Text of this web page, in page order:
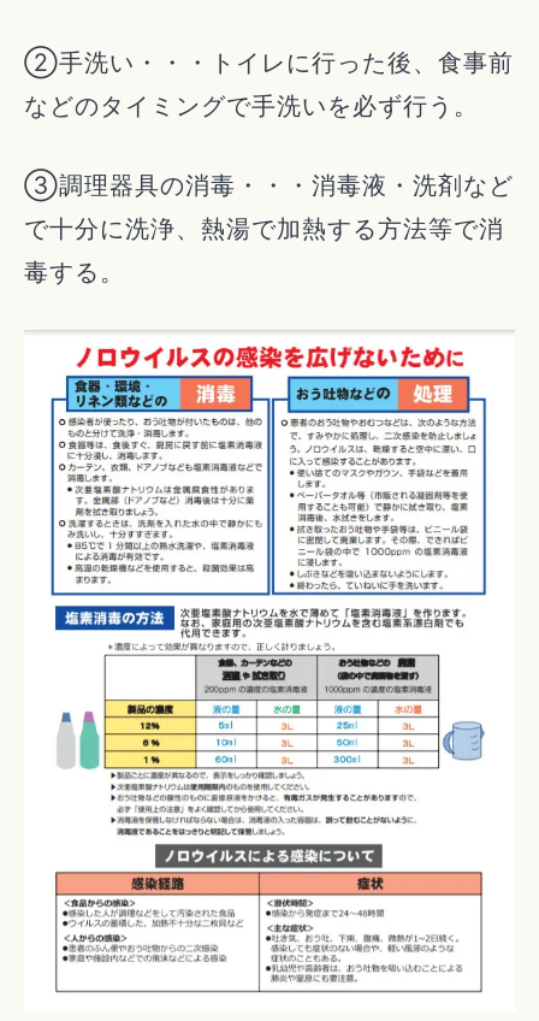
②手洗い・・・トイレに行った後、食事前
などのタイミングで手洗いを必ず行う。
③調理器具の消毒・・・消毒液・洗剤など
で十分に洗浄、熱湯で加熱する方法等で消
毒する。